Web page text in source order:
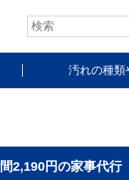
汚れの種類
2,190円の家事代行